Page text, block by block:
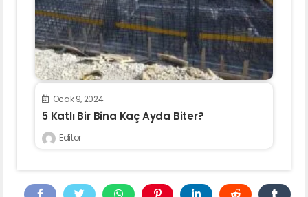
Ocak 9, 2024
5 Katlı Bir Bina Kaç Ayda Biter?
Editor